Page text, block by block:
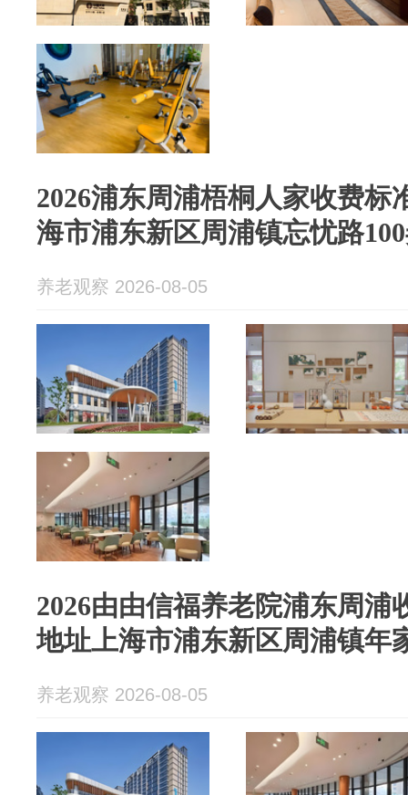
2026浦东周浦梧桐人家收费标
海市浦东新区周浦镇忘忧路
养老观察 2026-08-05
2026由由信福养老院浦东周浦
地址上海市浦东新区周浦镇年
养老观察 2026-08-05